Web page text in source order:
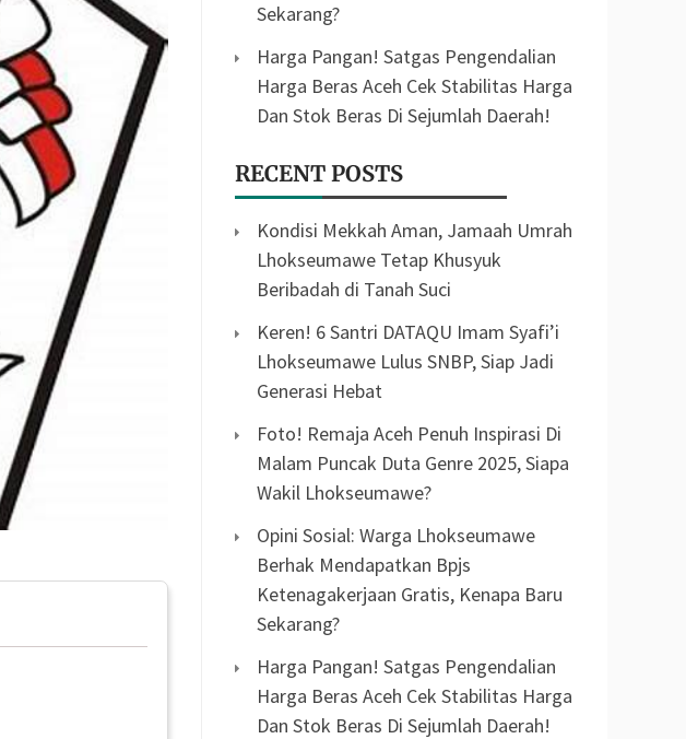
Sekarang?
Harga Pangan! Satgas Pengendalian
Harga Beras Aceh Cek Stabilitas Harga
Dan Stok Beras Di Sejumlah Daerah!
RECENT POSTS
Kondisi Mekkah Aman, Jamaah Umrah
Lhokseumawe Tetap Khusyuk
Beribadah di Tanah Suci
Keren! 6 Santri DATAQU Imam Syafi’i
Lhokseumawe Lulus SNBP, Siap Jadi
Generasi Hebat
Foto! Remaja Aceh Penuh Inspirasi Di
Malam Puncak Duta Genre 2025, Siapa
Wakil Lhokseumawe?
Opini Sosial: Warga Lhokseumawe
Berhak Mendapatkan Bpjs
Ketenagakerjaan Gratis, Kenapa Baru
Sekarang?
Harga Pangan! Satgas Pengendalian
Harga Beras Aceh Cek Stabilitas Harga
Dan Stok Beras Di Sejumlah Daerah!